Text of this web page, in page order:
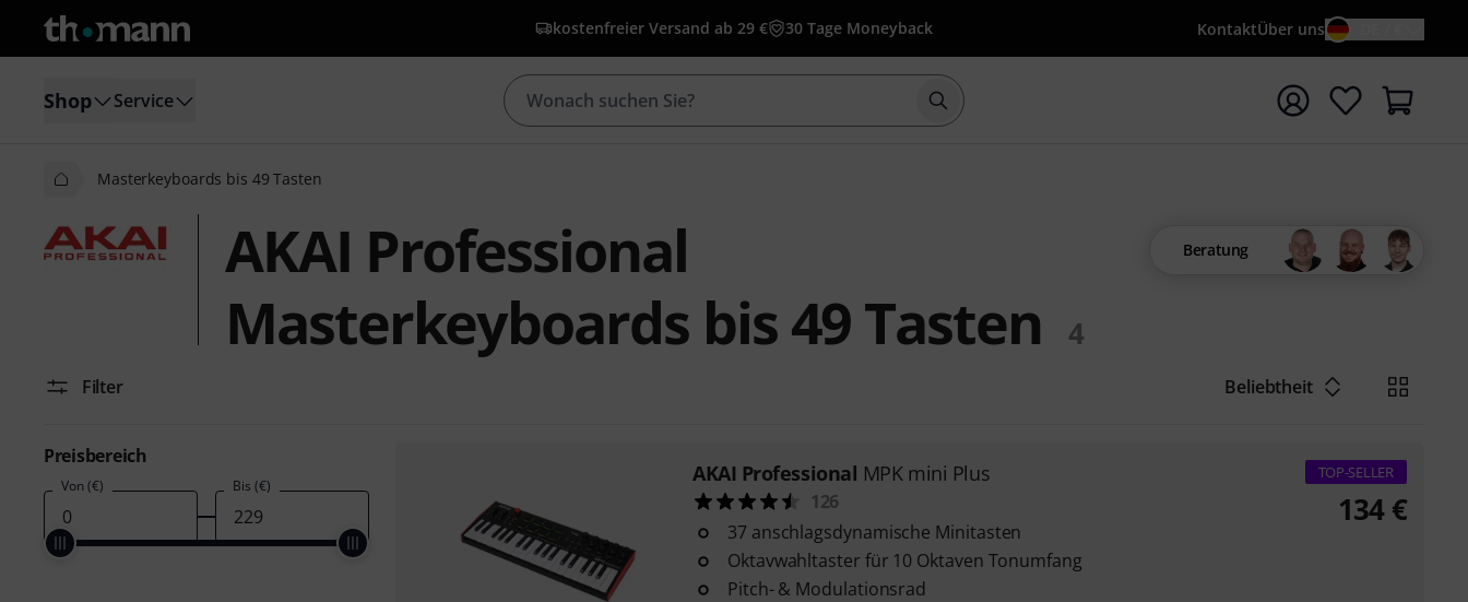
kostenfreier Versand ab 29 € 30 Tage Moneyback KontaktÜber uns
Shop Service Suche mit Suchwort {searchTerm} starten
Masterkeyboards bis 49 Tasten
AKAI Professional
Masterkeyboards bis 49 Tasten
4
Beratung
Filter Beliebtheit
Preisbereich
Von (€) Bis (€) AKAI Professional MPK mini Plus
126
37 anschlagsdynamische Minitasten
Oktavwahltaster für 10 Oktaven Tonumfang
Pitch- & Modulationsrad
TOP-SELLER
134 €